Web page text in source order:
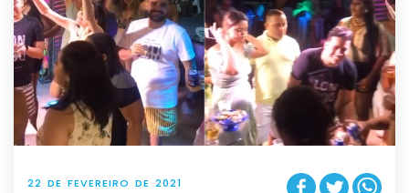
22 DE FEVEREIRO DE 2021